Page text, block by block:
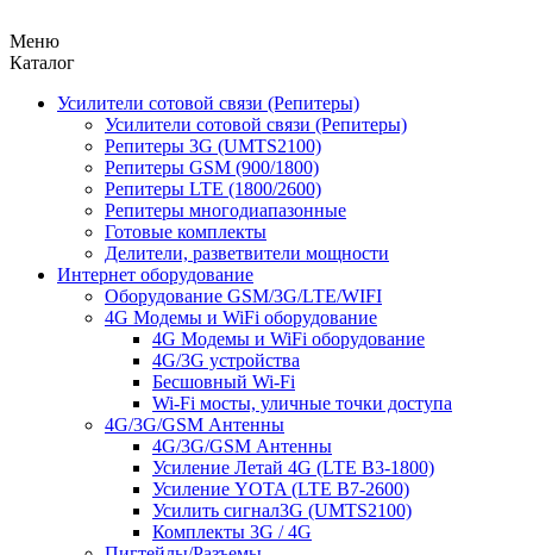
Меню
Каталог
Усилители сотовой связи (Репитеры)
Усилители сотовой связи (Репитеры)
Репитеры 3G (UMTS2100)
Репитеры GSM (900/1800)
Репитеры LTE (1800/2600)
Репитеры многодиапазонные
Готовые комплекты
Делители, разветвители мощности
Интернет оборудование
Оборудование GSM/3G/LTE/WIFI
4G Модемы и WiFi оборудование
4G Модемы и WiFi оборудование
4G/3G устройства
Бесшовный Wi-Fi
Wi-Fi мосты, уличные точки доступа
4G/3G/GSM Антенны
4G/3G/GSM Антенны
Усиление Летай 4G (LTE B3-1800)
Усиление YOTA (LTE B7-2600)
Усилить сигнал3G (UMTS2100)
Комплекты 3G / 4G